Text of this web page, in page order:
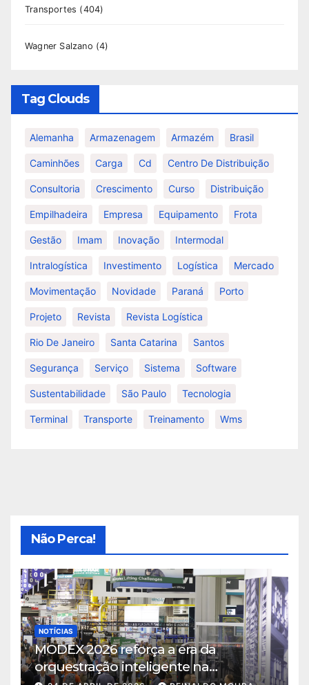
Transportes (404)
Wagner Salzano (4)
Tag Clouds
Alemanha Armazenagem Armazém Brasil
Caminhões Carga Cd Centro De Distribuição
Consultoria Crescimento Curso Distribuição
Empilhadeira Empresa Equipamento Frota
Gestão Imam Inovação Intermodal
Intralogística Investimento Logística Mercado
Movimentação Novidade Paraná Porto
Projeto Revista Revista Logística
Rio De Janeiro Santa Catarina Santos
Segurança Serviço Sistema Software
Sustentabilidade São Paulo Tecnologia
Terminal Transporte Treinamento Wms
Não Perca!
NOTÍCIAS
MODEX 2026 reforça a era da
orquestração inteligente na